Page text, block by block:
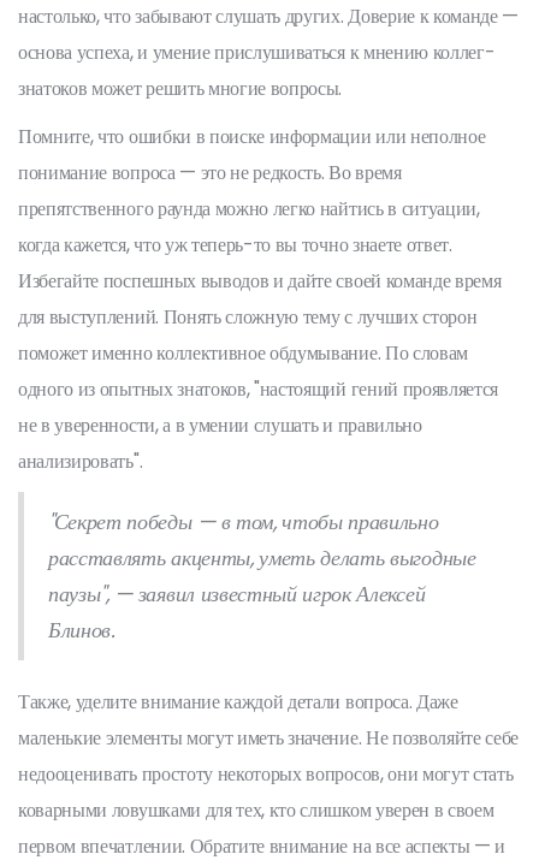
настолько, что забывают слушать других. Доверие к команде —
основа успеха, и умение прислушиваться к мнению коллег-
знатоков может решить многие вопросы.
Помните, что ошибки в поиске информации или неполное
понимание вопроса — это не редкость. Во время
препятственного раунда можно легко найтись в ситуации,
когда кажется, что уж теперь-то вы точно знаете ответ.
Избегайте поспешных выводов и дайте своей команде время
для выступлений. Понять сложную тему с лучших сторон
поможет именно коллективное обдумывание. По словам
одного из опытных знатоков, "настоящий гений проявляется
не в уверенности, а в умении слушать и правильно
анализировать".
"Секрет победы — в том, чтобы правильно
расставлять акценты, уметь делать выгодные
паузы", — заявил известный игрок Алексей
Блинов.
Также, уделите внимание каждой детали вопроса. Даже
маленькие элементы могут иметь значение. Не позволяйте себе
недооценивать простоту некоторых вопросов, они могут стать
коварными ловушками для тех, кто слишком уверен в своем
первом впечатлении. Обратите внимание на все аспекты — и